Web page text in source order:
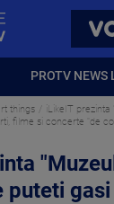
PROTV NEWS
things
iLikeIT prezinta
filme si concerte "de
puteti